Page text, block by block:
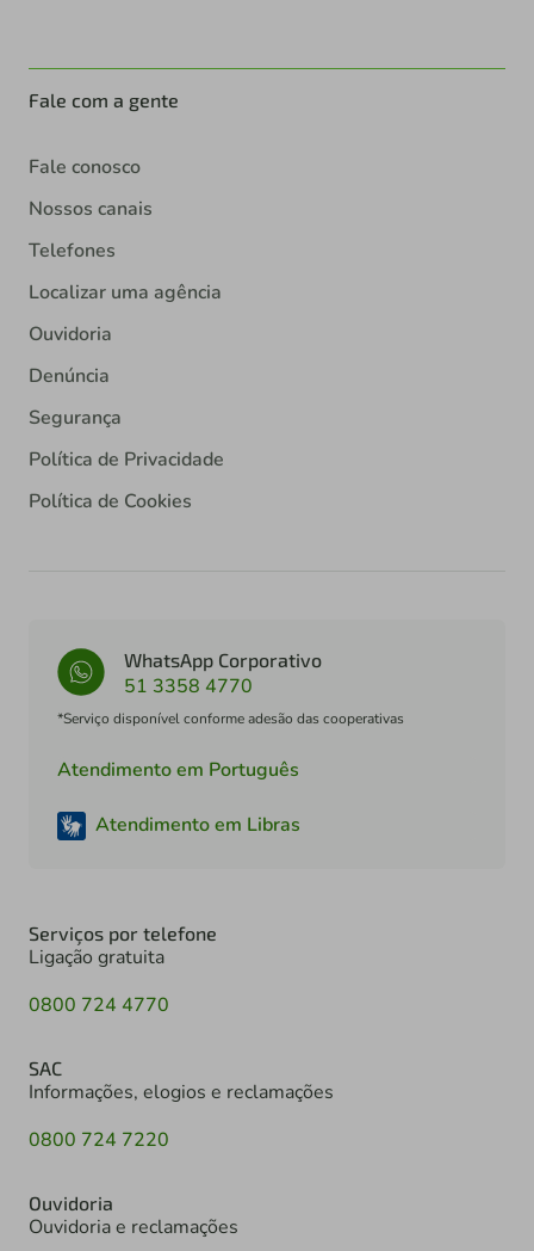
Fale com a gente
Fale conosco
Nossos canais
Telefones
Localizar uma agência
Ouvidoria
Denúncia
Segurança
Política de Privacidade
Política de Cookies
WhatsApp Corporativo
51 3358 4770
*Serviço disponível conforme adesão das cooperativas
Atendimento em Português
Atendimento em Libras
Serviços por telefone
Ligação gratuita
0800 724 4770
SAC
Informações, elogios e reclamações
0800 724 7220
Ouvidoria
Ouvidoria e reclamações